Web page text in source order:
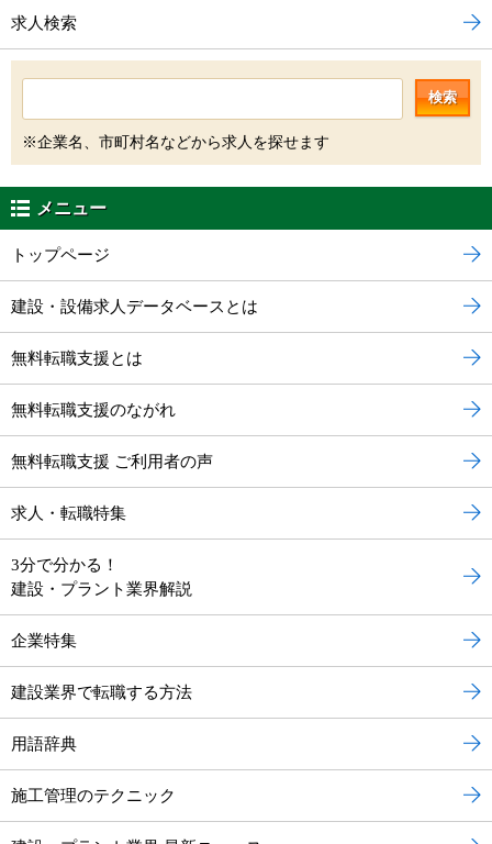
求人検索
検索
※企業名、市町村名などから求人を探せます
メニュー
トップページ
建設・設備求人データベースとは
無料転職支援とは
無料転職支援のながれ
無料転職支援 ご利用者の声
求人・転職特集
3分で分かる！
建設・プラント業界解説
企業特集
建設業界で転職する方法
用語辞典
施工管理のテクニック